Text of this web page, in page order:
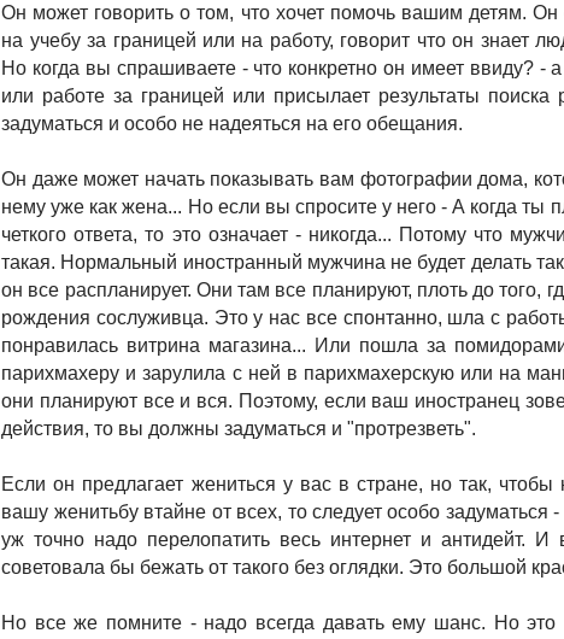
Он может говорить о том, что хочет помочь вашим детям. Он
на учебу за границей или на работу, говорит что он знает
Но когда вы спрашиваете - что конкретно он имеет ввиду? -
или работе за границей или присылает результаты
задуматься и особо не надеяться на его обещания.
Он даже может начать показывать вам фотографии дома,
нему уже как жена... Но если вы спросите у него - А когда ты
четкого ответа, то это означает - никогда... Потому что
такая. Нормальный иностранный мужчина не будет делать
он все распланирует. Они там все планируют, плоть до того,
рождения сослуживца. Это у нас все спонтанно, шла с
понравилась витрина магазина... Или пошла за
парихмахеру и зарулила с ней в парихмахерскую или на
они планируют все и вся. Поэтому, если ваш иностранец
действия, то вы должны задуматься и "протрезветь".
Если он предлагает жениться у вас в стране, но так, чтобы
вашу женитьбу втайне от всех, то следует особо задуматься
уж точно надо перелопатить весь интернет и антидейт. И
советовала бы бежать от такого без оглядки. Это большой
Но все же помните - надо всегда давать ему шанс. Но